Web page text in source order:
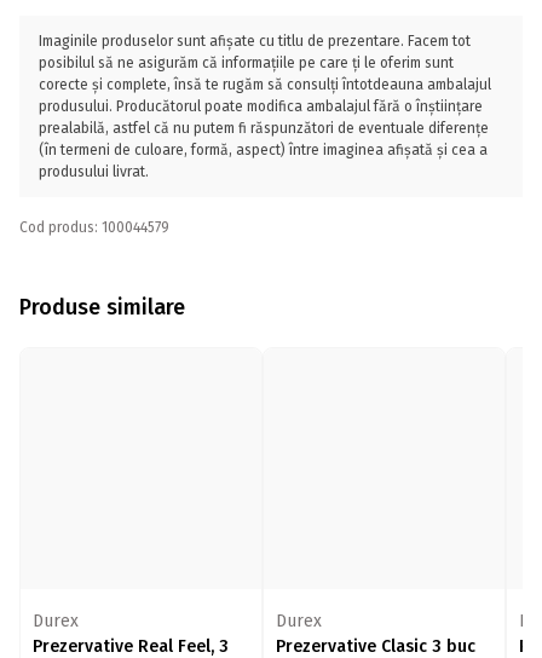
Imaginile produselor sunt afișate cu titlu de prezentare. Facem tot
posibilul să ne asigurăm că informațiile pe care ți le oferim sunt
corecte și complete, însă te rugăm să consulți întotdeauna ambalajul
produsului. Producătorul poate modifica ambalajul fără o înștiințare
prealabilă, astfel că nu putem fi răspunzători de eventuale diferențe
(în termeni de culoare, formă, aspect) între imaginea afișată și cea a
produsului livrat.
Cod produs: 100044579
Produse similare
Durex
Prezervative Real Feel, 3
Durex
Prezervative Clasic 3 buc